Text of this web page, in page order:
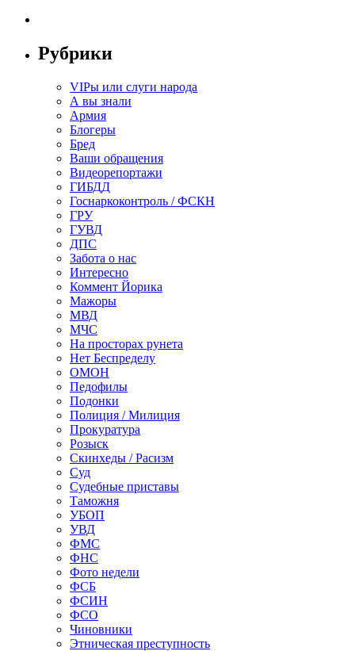
Рубрики
VIPы или слуги народа
А вы знали
Армия
Блогеры
Бред
Ваши обращения
Видеорепортажи
ГИБДД
Госнаркоконтроль / ФСКН
ГРУ
ГУВД
ДПС
Забота о нас
Интересно
Коммент Йорика
Мажоры
МВД
МЧС
На просторах рунета
Нет Беспределу
ОМОН
Педофилы
Подонки
Полиция / Милиция
Прокуратура
Розыск
Скинхеды / Расизм
Суд
Судебные приставы
Таможня
УБОП
УВД
ФМС
ФНС
Фото недели
ФСБ
ФСИН
ФСО
Чиновники
Этническая преступность